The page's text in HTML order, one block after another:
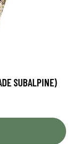
SUBALPINE)